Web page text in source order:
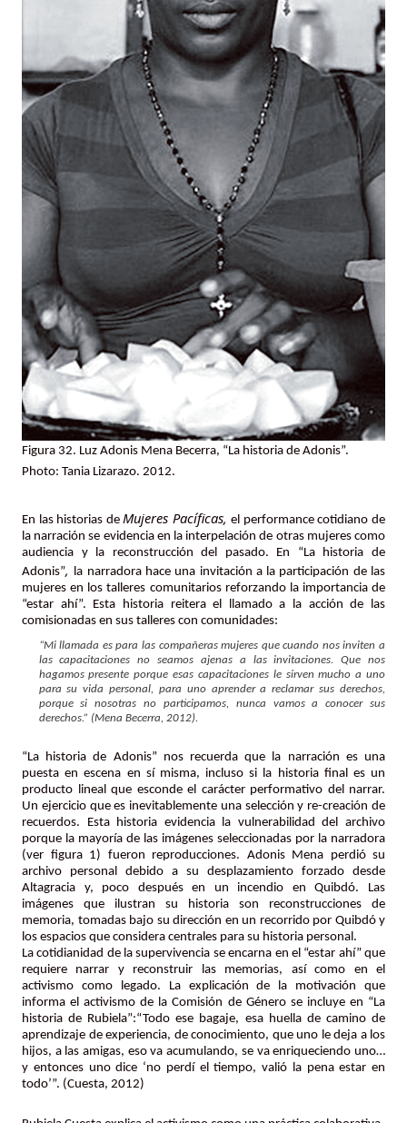
Figura 32. Luz Adonis Mena Becerra, “La historia de Adonis”.
Photo: Tania Lizarazo. 2012.
En las historias deMujeres Pacíficas,el performance cotidiano de
la narración se evidencia en la interpelación de otras mujeres como
audiencia y la reconstrucción del pasado. En “La historia de
Adonis”, la narradora hace una invitación a la participación de las
mujeres en los talleres comunitarios reforzando la importancia de
“estar ahí”. Esta historia reitera el llamado a la acción de las
comisionadas en sus talleres con comunidades:
“Mi llamada es para las compañeras mujeres que cuando nos inviten a
las capacitaciones no seamos ajenas a las invitaciones. Que nos
hagamos presente porque esas capacitaciones le sirven mucho a uno
para su vida personal, para uno aprender a reclamar sus derechos,
porque si nosotras no participamos, nunca vamos a conocer sus
derechos.” (Mena Becerra, 2012).
“La historia de Adonis” nos recuerda que la narración es una
puesta en escena en sí misma, incluso si la historia final es un
producto lineal que esconde el carácter performativo del narrar.
Un ejercicio que es inevitablemente una selección y re-creación de
recuerdos. Esta historia evidencia la vulnerabilidad del archivo
porque la mayoría de las imágenes seleccionadas por la narradora
(ver figura 1) fueron reproducciones. Adonis Mena perdió su
archivo personal debido a su desplazamiento forzado desde
Altagracia y, poco después en un incendio en Quibdó. Las
imágenes que ilustran su historia son reconstrucciones de
memoria, tomadas bajo su dirección en un recorrido por Quibdó y
los espacios que considera centrales para su historia personal.
La cotidianidad de la supervivencia se encarna en el “estar ahí” que
requiere narrar y reconstruir las memorias, así como en el
activismo como legado. La explicación de la motivación que
informa el activismo de la Comisión de Género se incluye en “La
historia de Rubiela”:“Todo ese bagaje, esa huella de camino de
aprendizaje de experiencia, de conocimiento, que uno le deja a los
hijos, a las amigas, eso va acumulando, se va enriqueciendo uno…
y entonces uno dice ‘no perdí el tiempo, valió la pena estar en
todo’”. (Cuesta, 2012)